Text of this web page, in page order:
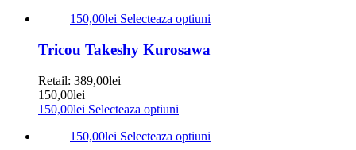
150,00lei Selecteaza optiuni
Tricou Takeshy Kurosawa
Retail: 389,00lei
150,00lei
150,00lei Selecteaza optiuni
150,00lei Selecteaza optiuni